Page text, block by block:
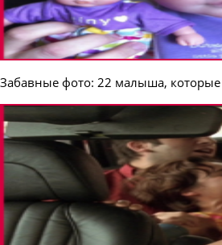
Забавные фото: 22 малыша,